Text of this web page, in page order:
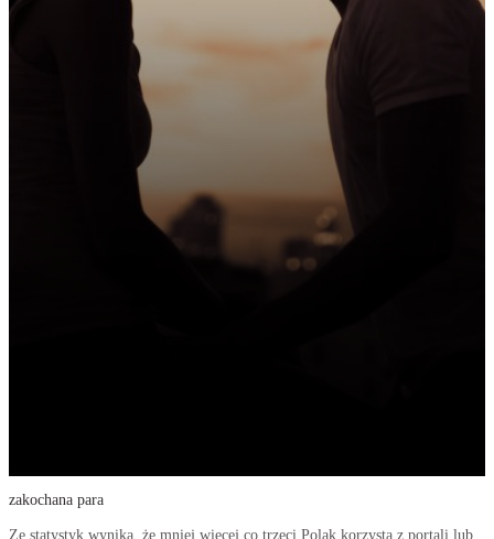
zakochana para
Ze statystyk wynika, że mniej więcej co trzeci Polak korzysta z portali lub